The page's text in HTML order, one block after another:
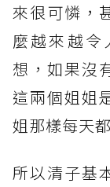
來很可憐，
麼越來越令
想，如果沒
這兩個姐姐
姐那樣每天
所以清子基